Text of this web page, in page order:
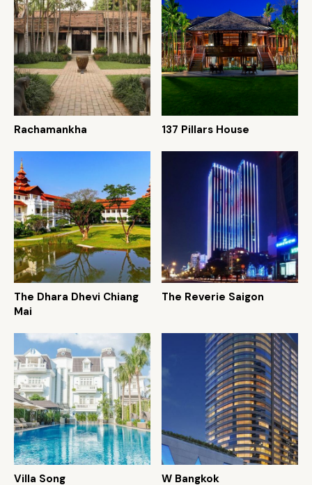
Rachamankha 137 Pillars House
The Dhara Dhevi Chiang
Mai
The Reverie Saigon
Villa Song W Bangkok